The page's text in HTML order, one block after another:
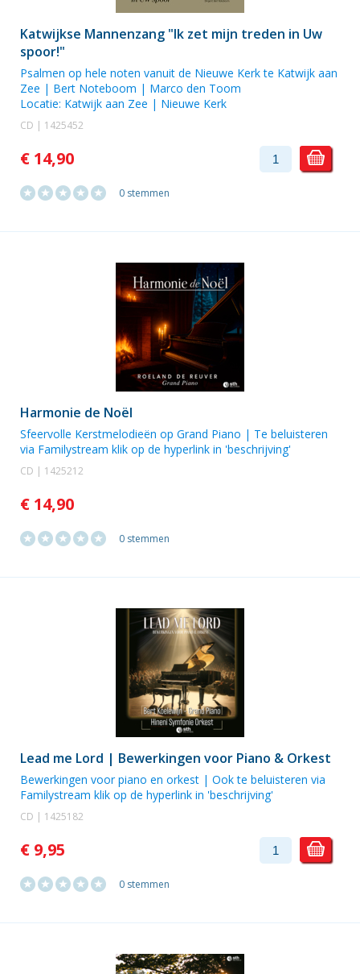
Katwijkse Mannenzang "Ik zet mijn treden in Uw
spoor!"
Psalmen op hele noten vanuit de Nieuwe Kerk te Katwijk aan
Zee | Bert Noteboom | Marco den Toom
Locatie: Katwijk aan Zee | Nieuwe Kerk
CD | 1425452
€ 14,90
0 stemmen
Harmonie de Noël
Sfeervolle Kerstmelodieën op Grand Piano | Te beluisteren
via Familystream klik op de hyperlink in 'beschrijving'
CD | 1425212
€ 14,90
0 stemmen
Lead me Lord | Bewerkingen voor Piano & Orkest
Bewerkingen voor piano en orkest | Ook te beluisteren via
Familystream klik op de hyperlink in 'beschrijving'
CD | 1425182
€ 9,95
0 stemmen